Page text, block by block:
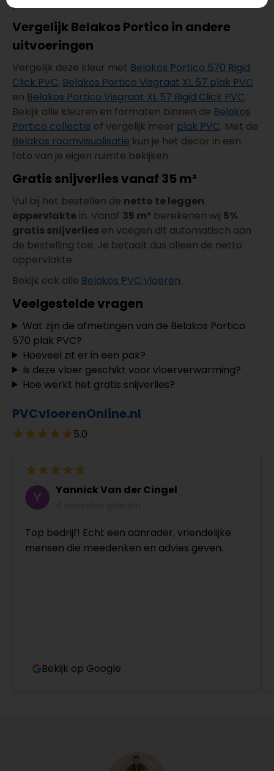
permanent natte zones zoals de douchevloer.
Vergelijk Belakos Portico in andere
uitvoeringen
Vergelijk deze kleur met Belakos Portico 570 Rigid
Click PVC, Belakos Portico Visgraat XL 57 plak PVC
en Belakos Portico Visgraat XL 57 Rigid Click PVC.
Bekijk alle kleuren en formaten binnen de Belakos
Portico collectie of vergelijk meer plak PVC. Met de
Belakos roomvisualisatie kun je het decor in een
foto van je eigen ruimte bekijken.
Gratis snijverlies vanaf 35 m²
Vul bij het bestellen de netto te leggen
oppervlakte in. Vanaf 35 m² berekenen wij 5%
gratis snijverlies en voegen dit automatisch aan
de bestelling toe. Je betaalt dus alleen de netto
oppervlakte.
Bekijk ook alle Belakos PVC vloeren.
Veelgestelde vragen
Wat zijn de afmetingen van de Belakos Portico
570 plak PVC?
Hoeveel zit er in een pak?
Is deze vloer geschikt voor vloerverwarming?
Hoe werkt het gratis snijverlies?
PVCvloerenOnline.nl
5.0
Yannick Van der Cingel
Top bedrijf! Echt een aanrader, vriendelijke
mensen die meedenken en advies geven.
Bekijk op Google